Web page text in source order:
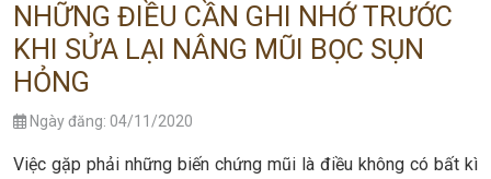
NHỮNG ĐIỀU CẦN GHI NHỚ TRƯỚC
KHI SỬA LẠI NÂNG MŨI BỌC SỤN
HỎNG
Ngày đăng: 04/11/2020
Việc gặp phải những biến chứng mũi là điều không có bất kì